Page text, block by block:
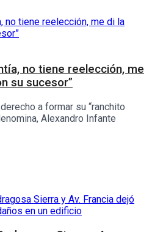
no tiene reelección, me
su sucesor”
a formar su “ranchito
Alexandro Infante